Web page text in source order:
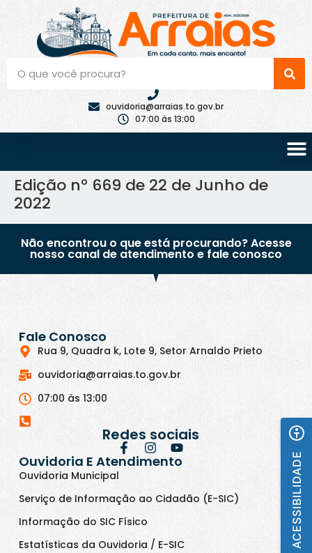
ouvidoria@arraias.to.gov.br
07:00 às 13:00
Edição nº 669 de 22 de Junho de
2022
Não encontrou o que está procurando? Acesse
nosso canal de atendimento e fale conosco
Fale Conosco
Rua 9, Quadra k, Lote 9, Setor Arnaldo Prieto
ouvidoria@arraias.to.gov.br
07:00 às 13:00
Redes sociais
Ouvidoria E Atendimento
Ouvidoria Municipal
Serviço de Informação ao Cidadão (E-SIC)
Informação do SIC Físico
Estatísticas da Ouvidoria / E-SIC
ACESSIBILIDADE